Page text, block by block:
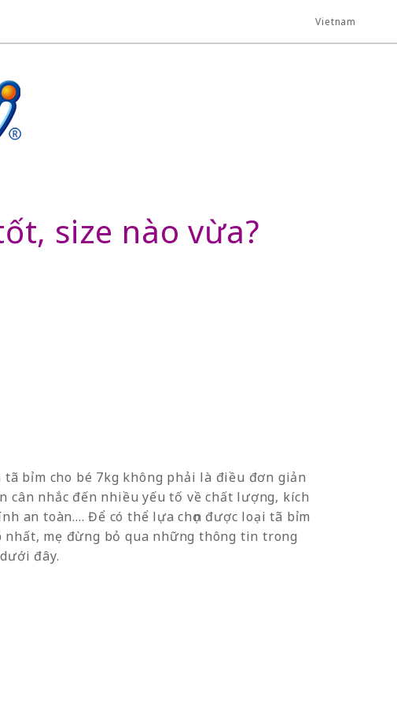
Vietnam
size nào vừa?
tã bỉm cho bé 7kg không phải là điều đơn giản
cân nhắc đến nhiều yếu tố về chất lượng, kích
an toàn.... Để có thể lựa chọn được loại tã bỉm
nhất, mẹ đừng bỏ qua những thông tin trong
đây.